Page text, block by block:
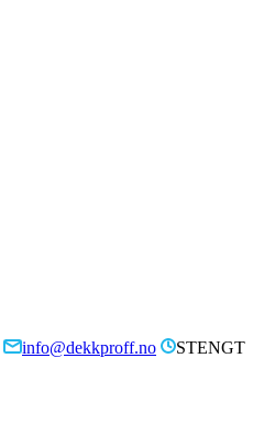
info@dekkproff.no
STENGT